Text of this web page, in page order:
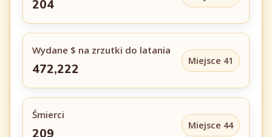
204
Wydane $ na zrzutki do latania
472,222
Miejsce 41
Śmierci
Miejsce 44